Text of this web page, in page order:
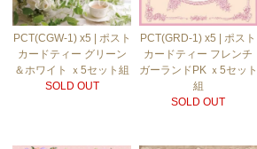
PCT(CGW-1) x5 | ポスト
カードティー グリーン
＆ホワイト ｘ5セット組
SOLD OUT
PCT(GRD-1) x5 | ポスト
カードティー フレンチ
ガーランドPK ｘ5セット
組
SOLD OUT